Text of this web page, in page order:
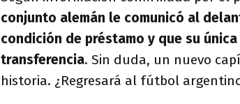
conjunto alemán le comunicó al
condición de préstamo y que su
transferencia. Sin duda, un nuevo
historia. ¿Regresará al fútbol